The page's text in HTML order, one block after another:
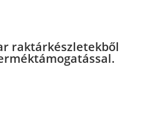
raktárkészletekből